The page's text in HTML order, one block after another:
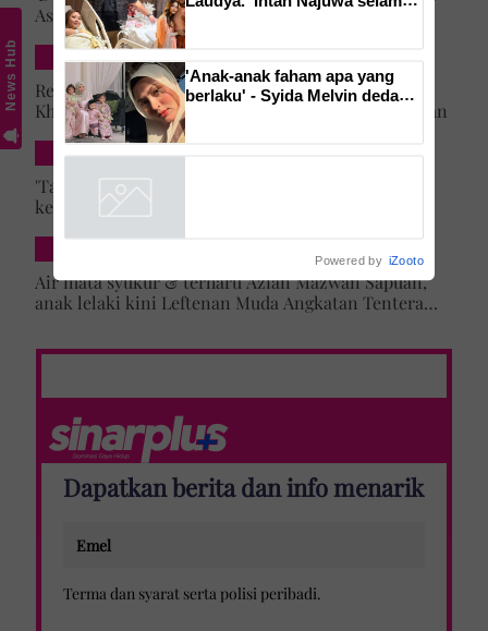
Asma' 25 tahun lalu tercapai, anak lelaki daftar
masuk Universiti Malaya
DUNIA
Rezeki lepas menyamar jadi pramugari Batik Air,
Khairun Nisya ditawar latihan akademi penerbangan
SELEBRITI & HIBURAN
'Tak lihat diri saya artis lagi' – Jehan Miskin kongsi
kenapa pilih ‘hilang’ dari dunia lakonan, cerita
Air mata syukur & terharu Azian Mazwan Sapuan,
anak lelaki kini Leftenan Muda Angkatan Tentera
Dapatkan berita dan info menarik
Terma dan syarat serta polisi peribadi.
News Hub
'Anak-anak faham apa yang
berlaku' - Syida Melvin dedah
Powered by iZooto